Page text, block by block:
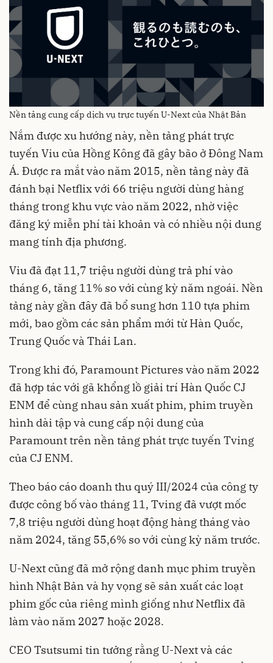
Nền tảng cung cấp dịch vụ trực tuyến U-Next của Nhật Bản
Nắm được xu hướng này, nền tảng phát trực
tuyến Viu của Hồng Kông đã gây bão ở Đông Nam
Á. Được ra mắt vào năm 2015, nền tảng này đã
đánh bại Netflix với 66 triệu người dùng hàng
tháng trong khu vực vào năm 2022, nhờ việc
đăng ký miễn phí tài khoản và có nhiều nội dung
mang tính địa phương.
Viu đã đạt 11,7 triệu người dùng trả phí vào
tháng 6, tăng 11% so với cùng kỳ năm ngoái. Nền
tảng này gần đây đã bổ sung hơn 110 tựa phim
mới, bao gồm các sản phẩm mới từ Hàn Quốc,
Trung Quốc và Thái Lan.
Trong khi đó, Paramount Pictures vào năm 2022
đã hợp tác với gã khổng lồ giải trí Hàn Quốc CJ
ENM để cùng nhau sản xuất phim, phim truyền
hình dài tập và cung cấp nội dung của
Paramount trên nền tảng phát trực tuyến Tving
của CJ ENM.
Theo báo cáo doanh thu quý III/2024 của công ty
được công bố vào tháng 11, Tving đã vượt mốc
7,8 triệu người dùng hoạt động hàng tháng vào
năm 2024, tăng 55,6% so với cùng kỳ năm trước.
U-Next cũng đã mở rộng danh mục phim truyền
hình Nhật Bản và hy vọng sẽ sản xuất các loạt
phim gốc của riêng mình giống như Netflix đã
làm vào năm 2027 hoặc 2028.
CEO Tsutsumi tin tưởng rằng U-Next và các